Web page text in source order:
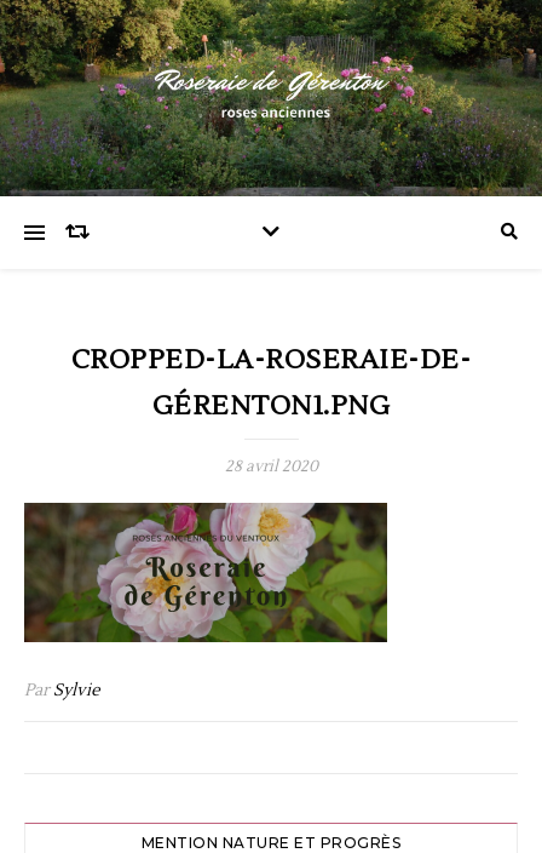
CROPPED-LA-ROSERAIE-DE-
GÉRENTON1.PNG
28 avril 2020
ParSylvie
MENTION NATURE ET PROGRÈS